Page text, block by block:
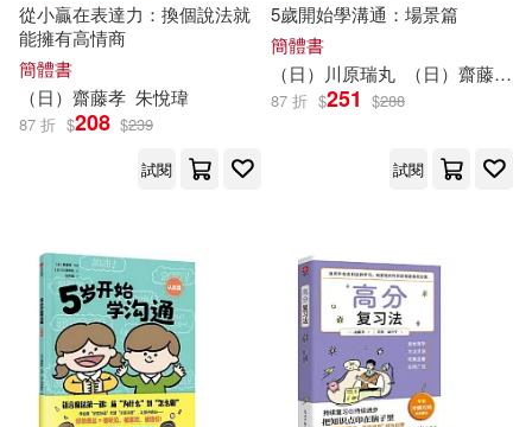
從小贏在表達力：換個說法就
能擁有高情商
簡體書
（日） 齋藤孝 朱悅瑋
87 折 $208 $239
試閱
5歲開始學溝通：場景篇
簡體書
（日）川原瑞丸
（日） 齋藤孝
87 折 $251 $288
試閱